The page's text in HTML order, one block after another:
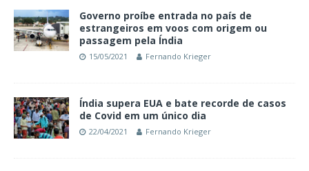
Governo proíbe entrada no país de
estrangeiros em voos com origem ou
passagem pela Índia
15/05/2021 Fernando Krieger
Índia supera EUA e bate recorde de casos
de Covid em um único dia
22/04/2021 Fernando Krieger